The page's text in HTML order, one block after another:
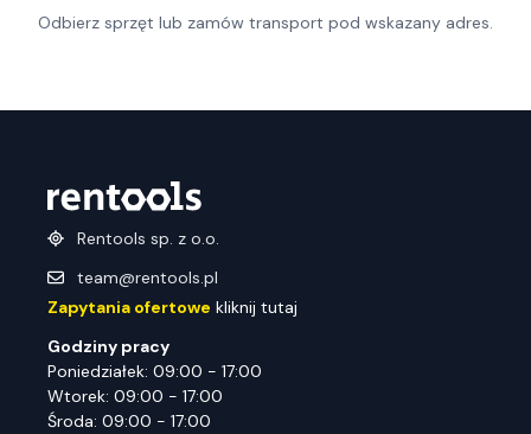
Odbierz sprzęt lub zamów transport pod wskazany adres.
Rentools sp. z o.o.
team@rentools.pl
Zapytania ofertowe kliknij tutaj
Godziny pracy
Poniedziałek: 09:00 - 17:00
Wtorek: 09:00 - 17:00
Środa: 09:00 - 17:00